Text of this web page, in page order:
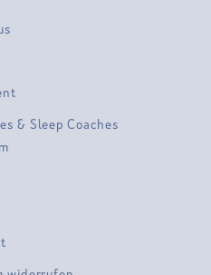
& Sleep Coaches